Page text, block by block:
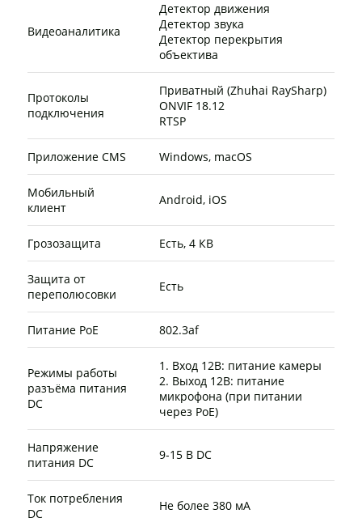
Видеоаналитика
Детектор движения
Детектор звука
Детектор перекрытия
объектива
Протоколы
подключения
Приватный (Zhuhai RaySharp)
ONVIF 18.12
RTSP
Приложение CMS Windows, macOS
Мобильный
клиент
Android, iOS
Грозозащита Есть, 4 КВ
Защита от
переполюсовки
Есть
Питание PoE 802.3af
Режимы работы
разъёма питания
DC
1. Вход 12В: питание камеры
2. Выход 12В: питание
микрофона (при питании
через PoE)
Напряжение
питания DC
9-15 В DC
Ток потребления
DC
Не более 380 мА